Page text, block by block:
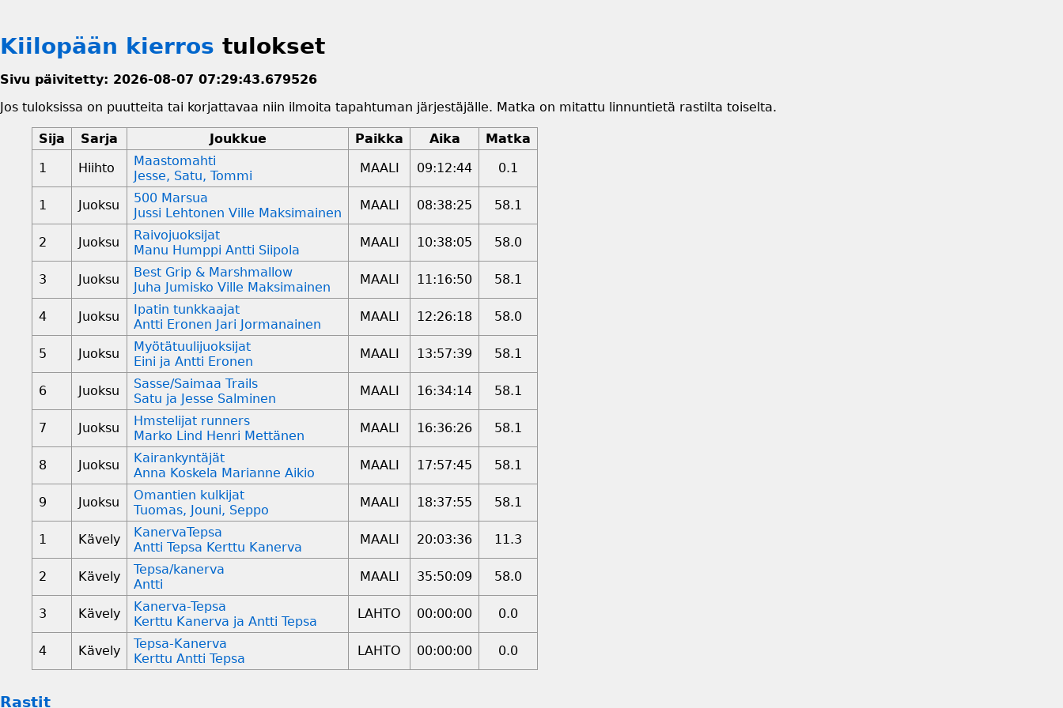
Kiilopään kierros tulokset
Sivu päivitetty: 2026-08-07 07:29:43.679526
Jos tuloksissa on puutteita tai korjattavaa niin ilmoita tapahtuman järjestäjälle. Matka on mitattu linnuntietä rastilta toiselta.
Sija Sarja Joukkue Paikka Aika
Matka
1
Hiihto
Maastomahti
Jesse, Satu, Tommi
MAALI 09:12:44 0.1
1 Juoksu
500 Marsua
Jussi Lehtonen Ville Maksimainen
MAALI 08:38:25 58.1
2 Juoksu
Raivojuoksijat
Manu Humppi Antti Siipola
MAALI 10:38:05 58.0
3 Juoksu
Best Grip & Marshmallow
Juha Jumisko Ville Maksimainen
MAALI 11:16:50 58.1
4 Juoksu
Ipatin tunkkaajat
Antti Eronen Jari Jormanainen
MAALI 12:26:18 58.0
5 Juoksu
Myötätuulijuoksijat
Eini ja Antti Eronen
MAALI 13:57:39 58.1
6 Juoksu
Sasse/Saimaa Trails
Satu ja Jesse Salminen
MAALI 16:34:14 58.1
7 Juoksu
Hmstelijat runners
Marko Lind Henri Mettänen
MAALI 16:36:26 58.1
8 Juoksu
Kairankyntäjät
Anna Koskela Marianne Aikio
MAALI 17:57:45 58.1
9 Juoksu
Omantien kulkijat
Tuomas, Jouni, Seppo
MAALI 18:37:55 58.1
1 Kävely
KanervaTepsa
Antti Tepsa Kerttu Kanerva
MAALI 20:03:36 11.3
2 Kävely
Tepsa/kanerva
Antti
MAALI 35:50:09 58.0
3 Kävely
Kanerva-Tepsa
Kerttu Kanerva ja Antti Tepsa
LAHTO 00:00:00 0.0
4 Kävely
Tepsa-Kanerva
Kerttu Antti Tepsa
LAHTO 00:00:00 0.0
Rastit